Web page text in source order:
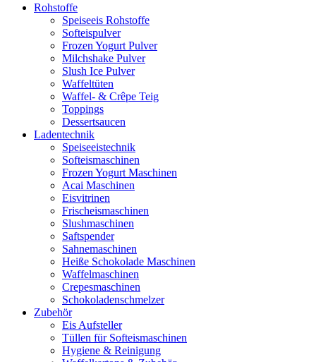
Rohstoffe
Speiseeis Rohstoffe
Softeispulver
Frozen Yogurt Pulver
Milchshake Pulver
Slush Ice Pulver
Waffeltüten
Waffel- & Crêpe Teig
Toppings
Dessertsaucen
Ladentechnik
Speiseeistechnik
Softeismaschinen
Frozen Yogurt Maschinen
Acai Maschinen
Eisvitrinen
Frischeismaschinen
Slushmaschinen
Saftspender
Sahnemaschinen
Heiße Schokolade Maschinen
Waffelmaschinen
Crepesmaschinen
Schokoladenschmelzer
Zubehör
Eis Aufsteller
Tüllen für Softeismaschinen
Hygiene & Reinigung